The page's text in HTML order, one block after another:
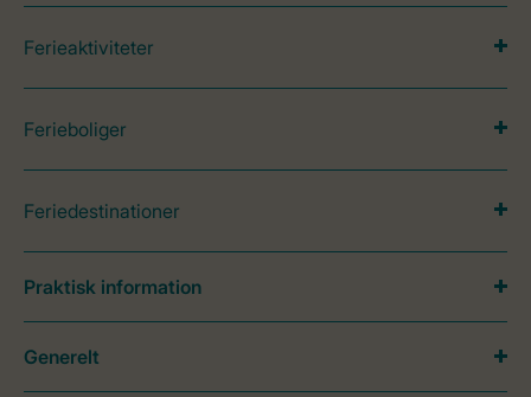
Ferieaktiviteter
Ferieboliger
Feriedestinationer
Praktisk information
Generelt